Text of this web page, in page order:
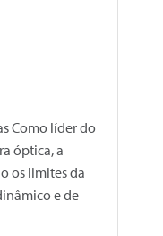
Como líder do
óptica, a
os limites da
e de